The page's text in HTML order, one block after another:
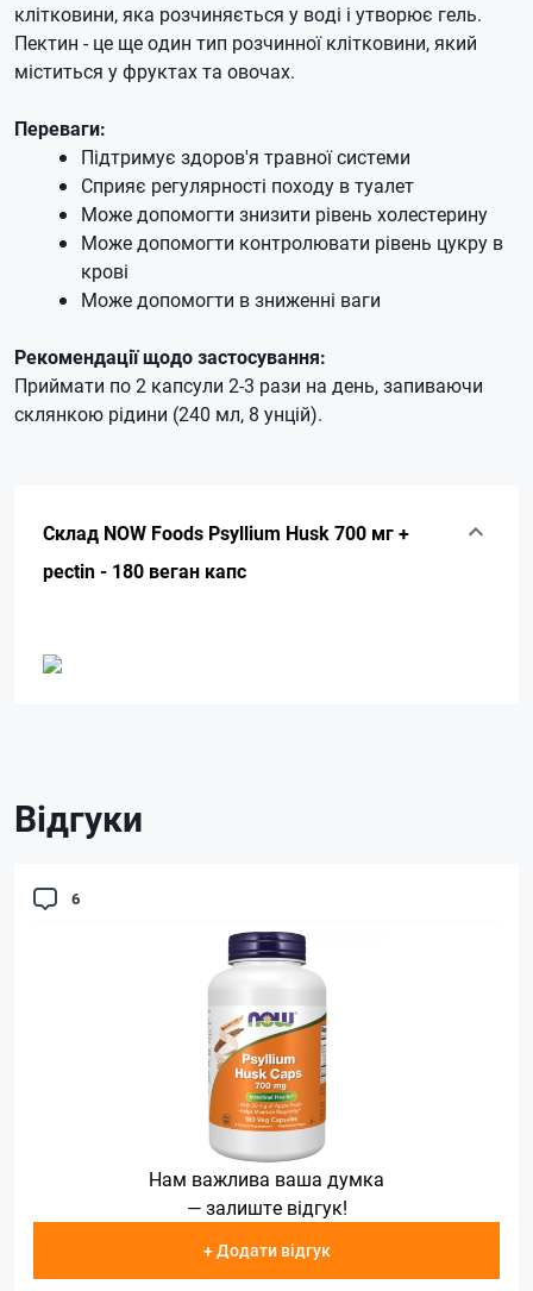
клітковини, яка розчиняється у воді і утворює гель.
Пектин - це ще один тип розчинної клітковини, який
міститься у фруктах та овочах.
Переваги:
Підтримує здоров'я травної системи
Сприяє регулярності походу в туалет
Може допомогти знизити рівень холестерину
Може допомогти контролювати рівень цукру в
крові
Може допомогти в зниженні ваги
Рекомендації щодо застосування:
Приймати по 2 капсули 2-3 рази на день, запиваючи
склянкою рідини (240 мл, 8 унцій).
Склад NOW Foods Psyllium Husk 700 мг +
pectin - 180 веган капс
Відгуки
6
Нам важлива ваша думка
— залиште відгук!
+ Додати відгук